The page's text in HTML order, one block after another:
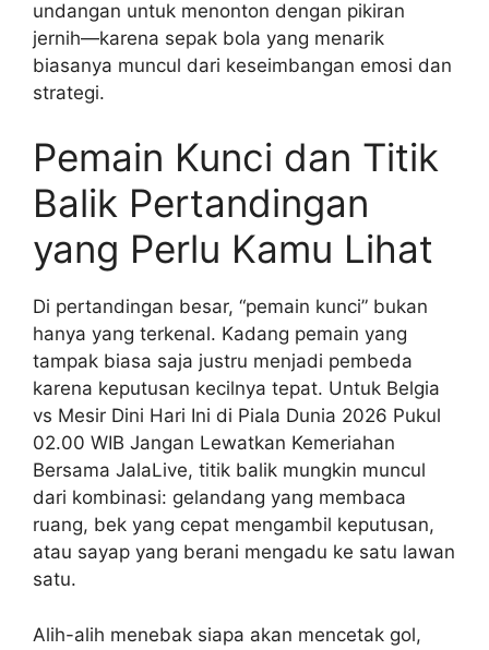
undangan untuk menonton dengan pikiran
jernih—karena sepak bola yang menarik
biasanya muncul dari keseimbangan emosi dan
strategi.
Pemain Kunci dan Titik
Balik Pertandingan
yang Perlu Kamu Lihat
Di pertandingan besar, “pemain kunci” bukan
hanya yang terkenal. Kadang pemain yang
tampak biasa saja justru menjadi pembeda
karena keputusan kecilnya tepat. Untuk Belgia
vs Mesir Dini Hari Ini di Piala Dunia 2026 Pukul
02.00 WIB Jangan Lewatkan Kemeriahan
Bersama JalaLive, titik balik mungkin muncul
dari kombinasi: gelandang yang membaca
ruang, bek yang cepat mengambil keputusan,
atau sayap yang berani mengadu ke satu lawan
satu.
Alih-alih menebak siapa akan mencetak gol,